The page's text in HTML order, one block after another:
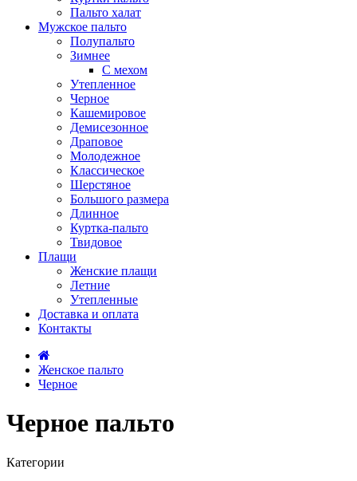
Пальто халат
Мужское пальто
Полупальто
Зимнее
С мехом
Утепленное
Черное
Кашемировое
Демисезонное
Драповое
Молодежное
Классическое
Шерстяное
Большого размера
Длинное
Куртка-пальто
Твидовое
Плащи
Женские плащи
Летние
Утепленные
Доставка и оплата
Контакты
Женское пальто
Черное
Черное пальто
Категории